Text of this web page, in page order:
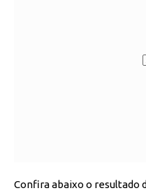
Confira abaixo o resultado